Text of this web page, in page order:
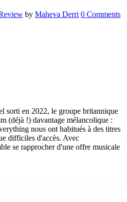
by Maheva Derri 0 Comments
sorti en 2022, le groupe britannique
(déjà !) davantage mélancolique :
nous ont habitués à des titres
difficiles d'accès. Avec
se rapprocher d'une offre musicale